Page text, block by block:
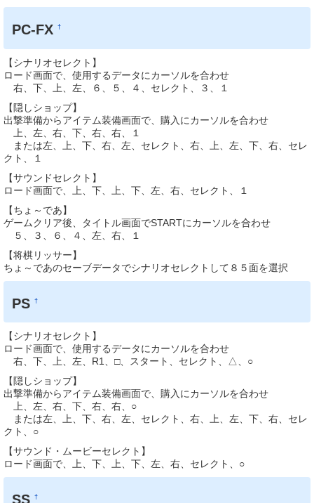
PC-FX†
【シナリオセレクト】
ロード画面で、使用するデータにカーソルを合わせ
右、下、上、左、６、５、４、セレクト、３、１
【隠しショップ】
出撃準備からアイテム装備画面で、購入にカーソルを合わせ
上、左、右、下、右、右、１
または左、上、下、右、左、セレクト、右、上、左、下、右、セレ
クト、１
【サウンドセレクト】
ロード画面で、上、下、上、下、左、右、セレクト、１
【ちょ～であ】
ゲームクリア後、タイトル画面でSTARTにカーソルを合わせ
５、３、６、４、左、右、１
【将棋リッサー】
ちょ～であのセーブデータでシナリオセレクトして８５面を選択
PS†
【シナリオセレクト】
ロード画面で、使用するデータにカーソルを合わせ
右、下、上、左、R1、□、スタート、セレクト、△、○
【隠しショップ】
出撃準備からアイテム装備画面で、購入にカーソルを合わせ
上、左、右、下、右、右、○
または左、上、下、右、左、セレクト、右、上、左、下、右、セレ
クト、○
【サウンド・ムービーセレクト】
ロード画面で、上、下、上、下、左、右、セレクト、○
SS†